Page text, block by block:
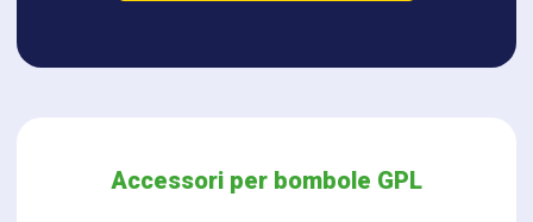
Accessori per bombole GPL